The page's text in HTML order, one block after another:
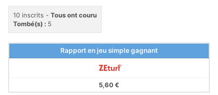
10 inscrits - Tous ont couru
Tombé(s) : 5
Rapport en jeu simple gagnant
5,60 €